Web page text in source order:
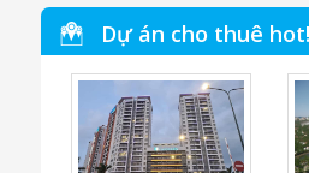
Dự án cho thuê